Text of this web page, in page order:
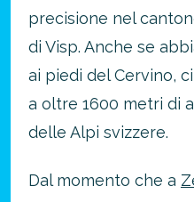
precisione nel
di Visp. Anche se
ai piedi del Cervino,
a oltre 1600 metri di
delle Alpi svizzere.
Dal momento che a